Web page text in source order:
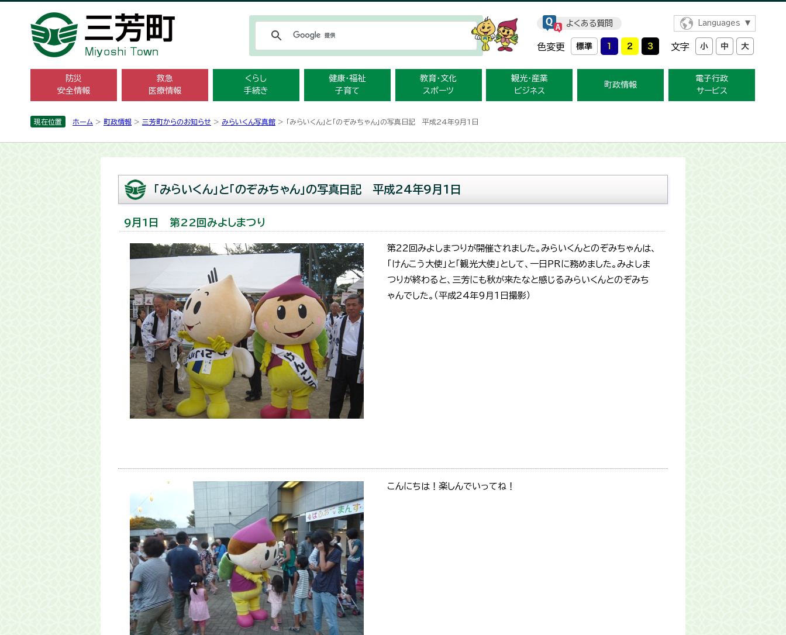
よくある質問 Languages
色変更 文字
防災
安全情報
救急
医療情報
くらし
手続き
健康・福祉
子育て
教育・文化
スポーツ
観光・産業
ビジネス
町政情報
電子行政
サービス
現在位置 ホーム > 町政情報 > 三芳町からのお知らせ > みらいくん写真館 > 「みらいくん」と「のぞみちゃん」の写真日記 平成24年9月1日
「みらいくん」と「のぞみちゃん」の写真日記 平成24年9月1日
9月1日 第22回みよしまつり
第22回みよしまつりが開催されました。みらいくんとのぞみちゃんは、
「けんこう大使」と「観光大使」として、一日PRに務めました。みよしま
つりが終わると、三芳にも秋が来たなと感じるみらいくんとのぞみち
ゃんでした。（平成24年9月1日撮影）
こんにちは！楽しんでいってね！